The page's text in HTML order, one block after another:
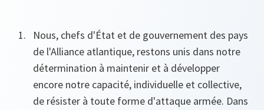
Nous, chefs d'État et de gouvernement des pays
de l'Alliance atlantique, restons unis dans notre
détermination à maintenir et à développer
encore notre capacité, individuelle et collective,
de résister à toute forme d'attaque armée. Dans